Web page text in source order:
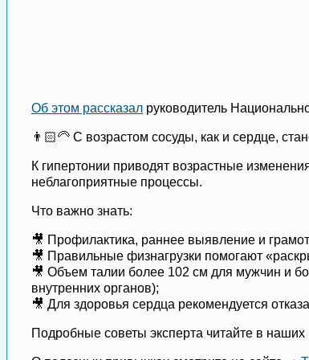
Об этом рассказал руководитель
👨🏻‍🦳 С возрастом сосуды, как и сердце,
К гипертонии приводят возрастные
неблагоприятные процессы.
Что важно знать:
🎥 Профилактика, раннее выявление и
🎥 Правильные физнагрузки помогают
🎥 Объем талии более 102 см для мужчин и
внутренних органов);
🎥 Для здоровья сердца рекомендуется
Подробные советы эксперта читайте в